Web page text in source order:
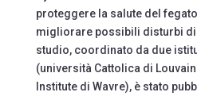
proteggere la salute del
migliorare possibili disturbi di
studio, coordinato da due
(università Cattolica di
Institute di Wavre), è stato